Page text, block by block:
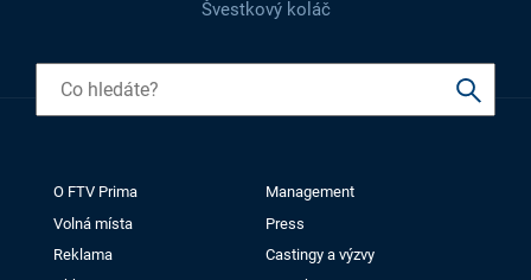
Švestkový koláč
O FTV Prima
Management
Volná místa
Press
Reklama
Castingy a výzvy